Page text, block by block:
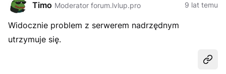
Timo Moderator forum.lvlup.pro 9 lat temu
Widocznie problem z serwerem nadrzędnym
utrzymuje się.